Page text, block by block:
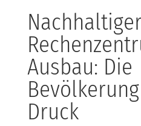
Ausbau: Die
Druck